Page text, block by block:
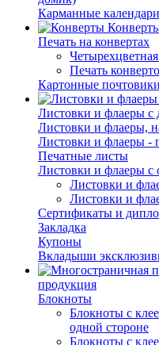
Карманные
Печать на конвертах
Печать
Картонные почтовики
Листовки и флаеры с
Листовки и флаеры,
Листовки и флаеры -
Печатные листы
Листовки и флаеры с
Листовки и
Листовки и
Сертификаты и
Закладка
Купоны
Вкладыши
продукция
Блокноты
Блокноты с
одной стороне
Блокноты с